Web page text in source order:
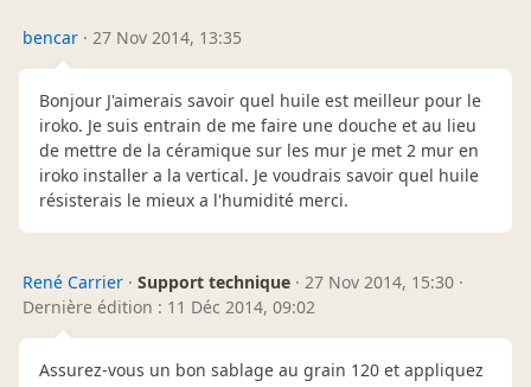
bencar · 27 Nov 2014, 13:35
Bonjour J'aimerais savoir quel huile est meilleur pour le
iroko. Je suis entrain de me faire une douche et au lieu
de mettre de la céramique sur les mur je met 2 mur en
iroko installer a la vertical. Je voudrais savoir quel huile
résisterais le mieux a l'humidité merci.
René Carrier · Support technique · 27 Nov 2014, 15:30 ·
Dernière édition : 11 Déc 2014, 09:02
Assurez-vous un bon sablage au grain 120 et appliquez